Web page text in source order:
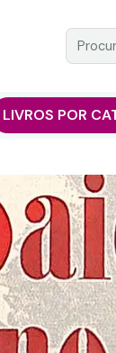
LIVROS POR